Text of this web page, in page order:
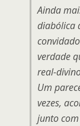
Ainda
diabólica
verdade
real-
Um
vezes,
junto